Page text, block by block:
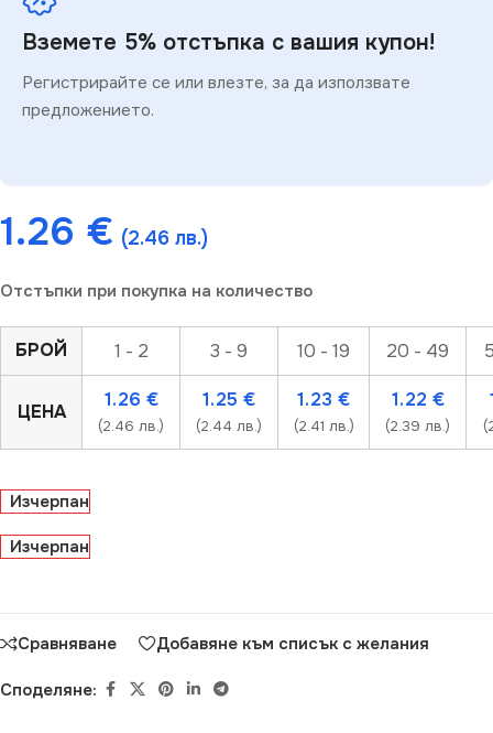
Вземете 5% отстъпка с вашия купон!
Регистрирайте се или влезте, за да използвате
предложението.
1.26 € (2.46 лв.)
Отстъпки при покупка на количество
БРОЙ 1 - 2 3 - 9 10 - 19 20 - 49
ЦЕНА
1.26 €
(2.46 лв.)
1.25 €
(2.44 лв.)
1.23 €
(2.41 лв.)
1.22 €
(2.39 лв.)
Изчерпан
Изчерпан
Сравняване Добавяне към списък с желания
Споделяне: